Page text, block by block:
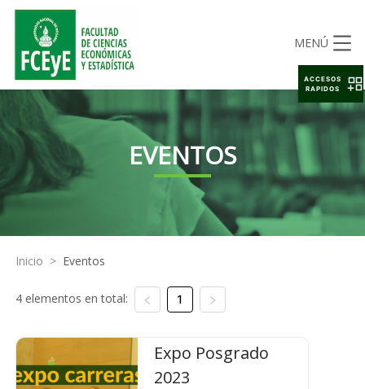
MENÚ
EVENTOS
Inicio > Eventos
4 elementos en total: 1
Expo Posgrado
2023
ACCESOS
RAPIDOS